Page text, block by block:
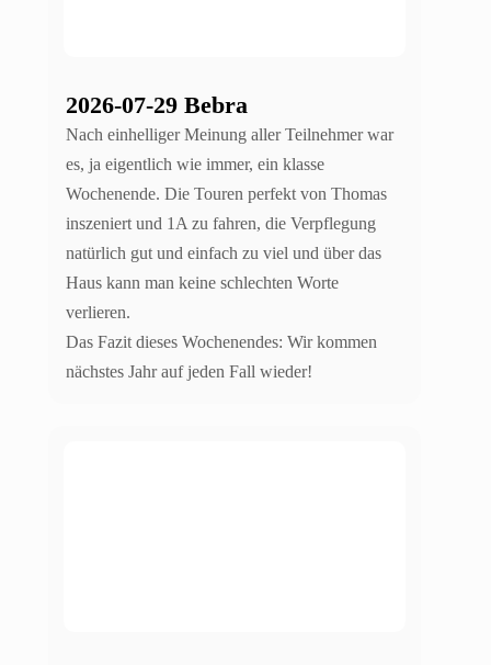
2026-07-29 Bebra
Nach einhelliger Meinung aller Teilnehmer war
es, ja eigentlich wie immer, ein klasse
Wochenende. Die Touren perfekt von Thomas
inszeniert und 1A zu fahren, die Verpflegung
natürlich gut und einfach zu viel und über das
Haus kann man keine schlechten Worte
verlieren.
Das Fazit dieses Wochenendes: Wir kommen
nächstes Jahr auf jeden Fall wieder!